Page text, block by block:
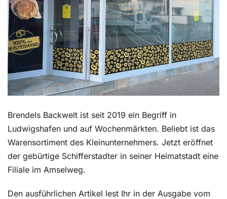
Brendels Backwelt ist seit 2019 ein Begriff in
Ludwigshafen und auf Wochenmärkten. Beliebt ist das
Warensortiment des Kleinunternehmers. Jetzt eröffnet
der gebürtige Schifferstadter in seiner Heimatstadt eine
Filiale im Amselweg.
Den ausführlichen Artikel lest Ihr in der Ausgabe vom